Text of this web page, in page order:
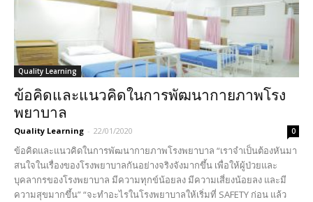
Quality Learning
ข้อคิดและแนวคิดในการพัฒนากายภาพโรง
พยาบาล
Quality Learning - 22/01/2020 0
ข้อคิดและแนวคิดในการพัฒนากายภาพโรงพยาบาล “เราจำเป็นต้องหันมา
สนใจในเรื่องของโรงพยาบาลกันอย่างจริงจังมากขึ้น เพื่อให้ผู้ป่วยและ
บุคลากรของโรงพยาบาล มีความทุกข์น้อยลง มีความเสี่ยงน้อยลง และมี
ความสุขมากขึ้น” “จะทำอะไรในโรงพยาบาลให้เริ่มที่ SAFETY ก่อน แล้ว